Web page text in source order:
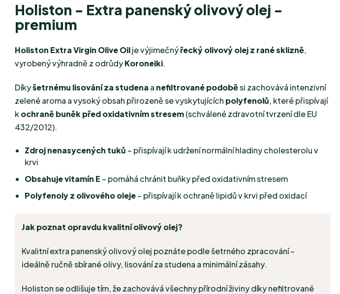
Holiston - Extra panenský olivový olej -
premium
Holiston Extra Virgin Olive Oilje výjimečnýřecký olivový olej z rané sklizně,
vyrobený výhradně z odrůdyKoroneiki.
Díkyšetrnému lisování za studena a nefiltrované podoběsi zachovává intenzivní
zelené aroma a vysoký obsah přirozeně se vyskytujících polyfenolů, které přispívají
kochraně buněk před oxidativním stresem(schválené zdravotní tvrzení dle EU
432/2012).
Zdroj nenasycených tuků – přispívají k udržení normální hladiny cholesterolu v
krvi
Obsahuje vitamín E – pomáhá chránit buňky před oxidativním stresem
Polyfenoly z olivového oleje– přispívají k ochraně lipidů v krvi před oxidací
Jak poznat opravdu kvalitní olivový olej?
Kvalitní extra panenský olivový olej poznáte podle šetrného zpracování –
ideálně ručně sbírané olivy, lisování za studena a minimální zásahy.
Holiston se odlišuje tím, že zachovává všechny přírodní živiny díky nefiltrované